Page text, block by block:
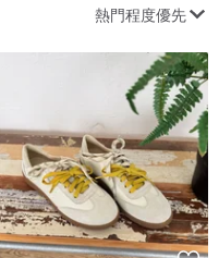
熱門程度優先